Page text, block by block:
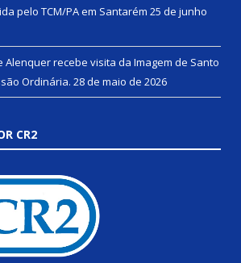
pelo TCM/PA em Santarém 25 de junho
Alenquer recebe visita da Imagem de Santo
Ordinária. 28 de maio de 2026
CR2